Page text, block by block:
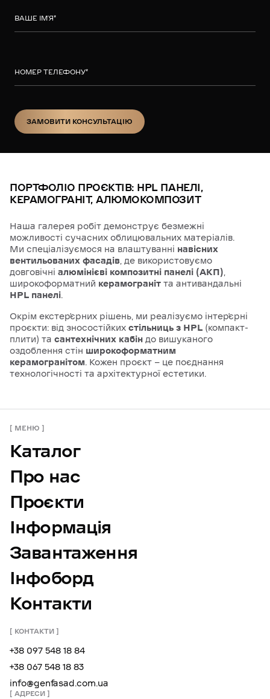
ВАШЕ ІМ’Я*
НОМЕР ТЕЛЕФОНУ*
ЗАМОВИТИ КОНСУЛЬТАЦІЮ
ПОРТФОЛІО ПРОЄКТІВ: HPL ПАНЕЛІ,
КЕРАМОГРАНІТ, АЛЮМОКОМПОЗИТ
Наша галерея робіт демонструє безмежні
можливості сучасних облицювальних матеріалів.
Ми спеціалізуємося на влаштуванні навісних
вентильованих фасадів, де використовуємо
довговічні алюмінієві композитні панелі (АКП),
широкоформатний керамограніт та антивандальні
HPL панелі.
Окрім екстер’єрних рішень, ми реалізуємо інтер’єрні
проєкти: від зносостійких стільниць з HPL (компакт-
плити) та сантехнічних кабін до вишуканого
оздоблення стін широкоформатним
керамогранітом. Кожен проєкт — це поєднання
технологічності та архітектурної естетики.
МЕНЮ
Каталог
Про нас
Проєкти
Інформація
Завантаження
Інфоборд
Контакти
КОНТАКТИ
+38 097 548 18 84
+38 067 548 18 83
info@genfasad.com.ua
АДРЕСИ